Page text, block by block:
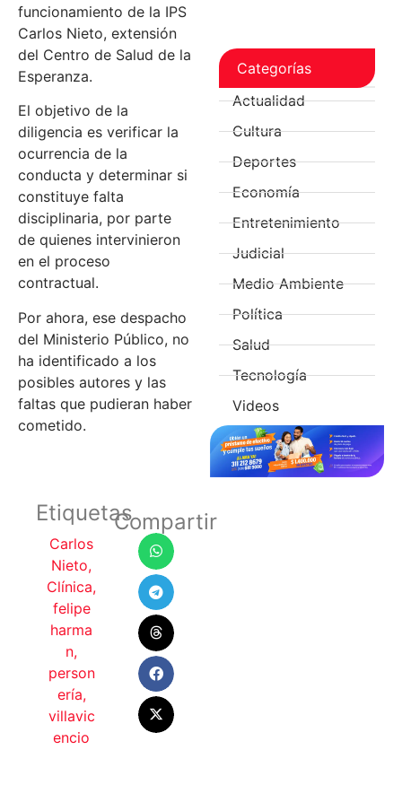
funcionamiento de la IPS
Carlos Nieto, extensión
del Centro de Salud de la
Esperanza.
El objetivo de la
diligencia es verificar la
ocurrencia de la
conducta y determinar si
constituye falta
disciplinaria, por parte
de quienes intervinieron
en el proceso
contractual.
Por ahora, ese despacho
del Ministerio Público, no
ha identificado a los
posibles autores y las
faltas que pudieran haber
cometido.
Etiquetas
Carlos
Nieto,
Clínica,
felipe
harma
n,
person
ería,
villavic
encio
Compartir
Categorías
Actualidad
Cultura
Deportes
Economía
Entretenimiento
Judicial
Medio Ambiente
Política
Salud
Tecnología
Videos